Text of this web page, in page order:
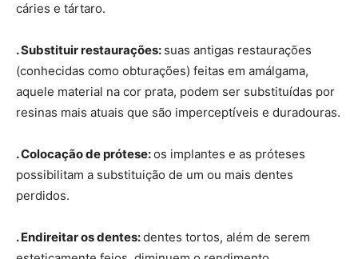
cáries e tártaro.
. Substituir restaurações: suas antigas restaurações
(conhecidas como obturações) feitas em amálgama,
aquele material na cor prata, podem ser substituídas por
resinas mais atuais que são imperceptíveis e duradouras.
. Colocação de prótese:os implantes e as próteses
possibilitam a substituição de um ou mais dentes
perdidos.
. Endireitar os dentes:dentes tortos, além de serem